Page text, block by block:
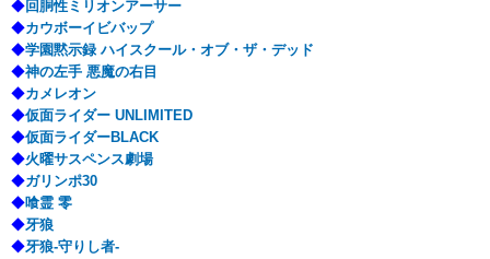
◆回胴性ミリオンアーサー
◆カウボーイビバップ
◆学園黙示録 ハイスクール・オブ・ザ・デッド
◆神の左手 悪魔の右目
◆カメレオン
◆仮面ライダー UNLIMITED
◆仮面ライダーBLACK
◆火曜サスペンス劇場
◆ガリンポ30
◆喰霊 零
◆牙狼
◆牙狼-守りし者-